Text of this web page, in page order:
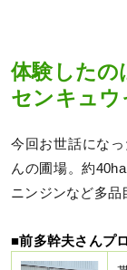
体験したの
センキュウ
今回お世話にな
んの圃場。約
ニンジンなど多品
■前多幹夫さんプ